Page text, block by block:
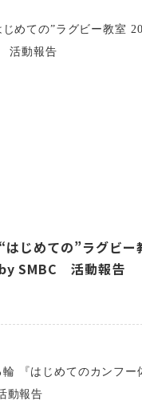
じめての”ラグビー
SMBC 活動報告